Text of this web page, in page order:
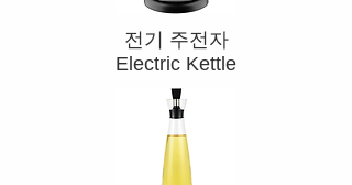
전기 주전자
Electric Kettle